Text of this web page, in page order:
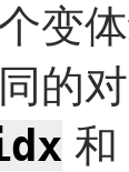
变
的
和